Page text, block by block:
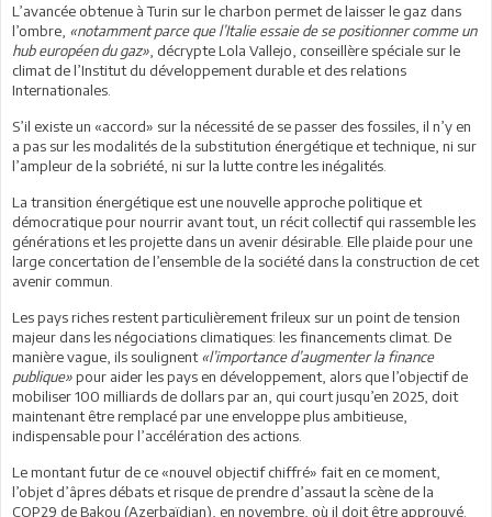
L’avancée obtenue à Turin sur le charbon permet de laisser le gaz dans
l’ombre, «notamment parce que l’Italie essaie de se positionner comme un
hub européen du gaz» , décrypte Lola Vallejo, conseillère spéciale sur le
climat de l’Institut du développement durable et des relations
Internationales.
S’il existe un «accord» sur la nécessité de se passer des fossiles, il n’y en
a pas sur les modalités de la substitution énergétique et technique, ni sur
l’ampleur de la sobriété, ni sur la lutte contre les inégalités.
La transition énergétique est une nouvelle approche politique et
démocratique pour nourrir avant tout, un récit collectif qui rassemble les
générations et les projette dans un avenir désirable. Elle plaide pour une
large concertation de l’ensemble de la société dans la construction de cet
avenir commun.
Les pays riches restent particulièrement frileux sur un point de tension
majeur dans les négociations climatiques: les financements climat. De
manière vague, ils soulignent«l’importance d’augmenter la finance
publique»pour aider les pays en développement, alors que l’objectif de
mobiliser 100 milliards de dollars par an, qui court jusqu’en 2025, doit
maintenant être remplacé par une enveloppe plus ambitieuse,
indispensable pour l’accélération des actions.
Le montant futur de ce «nouvel objectif chiffré» fait en ce moment,
l’objet d’âpres débats et risque de prendre d’assaut la scène de la
COP29 de Bakou (Azerbaïdjan), en novembre, où il doit être approuvé.